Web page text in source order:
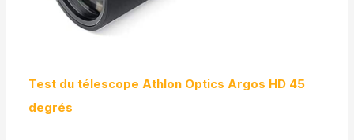
Test du télescope Athlon Optics Argos HD 45
degrés